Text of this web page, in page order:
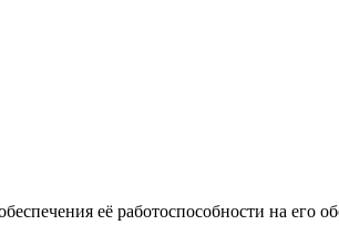
её работоспособности на его